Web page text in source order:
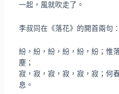
一起，風就吹走了。
李叔同在《落花》的開首兩句：
紛，紛，紛，紛，紛，紛；惟
塵；
寂，寂，寂，寂，寂，寂；何
息。